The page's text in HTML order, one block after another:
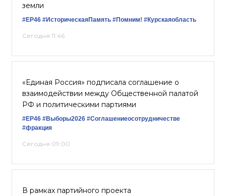
земли
#ЕР46 #ИсторическаяПамять #Помним! #Курскаяобласть
Сегодня 11:46
«Единая Россия» подписала соглашение о
взаимодействии между Общественной палатой
РФ и политическими партиями
#ЕР46 #Выборы2026 #Соглашениеосотрудничестве
#фракция
Сегодня 09:00
В рамках партийного проекта